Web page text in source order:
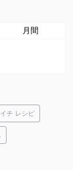
月間
チ レシピ